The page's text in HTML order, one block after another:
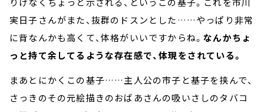
実日子さんがまた、抜群のドスンとした……やっぱり非常
に背なんかも高くて、体格がいいですからね。なんかちょ
っと持て余してるような存在感で、体現をされている。
まあとにかくこの基子……主人公の市子と基子を挟んで、
さっきのその元絵描きのおばあさんの吸いさしのタバコ